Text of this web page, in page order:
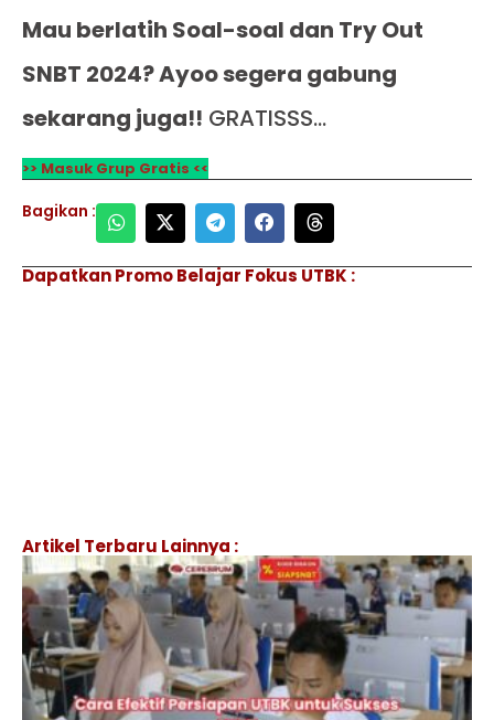
Mau berlatih Soal-soal dan Try Out
SNBT 2024? Ayoo segera gabung
sekarang juga!! GRATISSS…
>> Masuk Grup Gratis <<
Bagikan :
Dapatkan Promo Belajar Fokus UTBK :
Artikel Terbaru Lainnya :